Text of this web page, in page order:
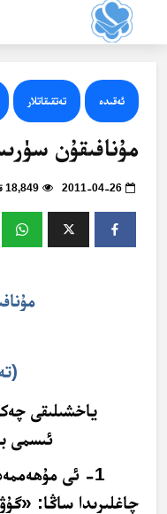
ئەقىدە تەتقىقاتلار
مۇنافىقۇن
2011-04-26 18,849 قېتىم كۆرۈلدى
ياخشىلىقى
ئىسمى
1- ئى
چاغلىرىدا ساڭا: